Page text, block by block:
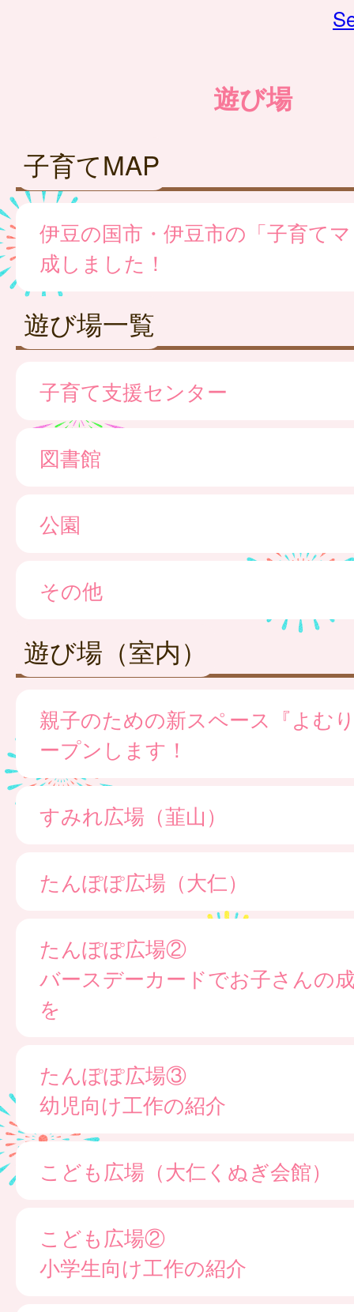
遊び場
子育てMAP
伊豆の国市・伊豆市の「子育て
成しました！
遊び場一覧
子育て支援センター
図書館
公園
その他
遊び場（室内）
親子のための新スペース『よむ
ープンします！
すみれ広場（韮山）
たんぽぽ広場（大仁）
たんぽぽ広場②
バースデーカードでお子さんの
を
たんぽぽ広場③
幼児向け工作の紹介
こども広場（大仁くぬぎ会館）
こども広場②
小学生向け工作の紹介